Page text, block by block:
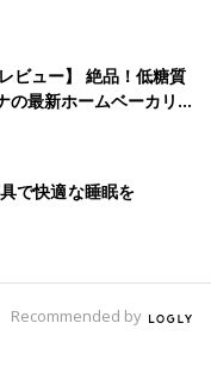
ビュー】 絶品！低糖質
最新ホームベーカリー
で快適な睡眠を
Recommended by